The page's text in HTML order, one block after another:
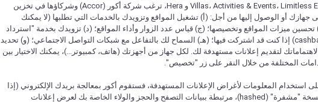
Villas، Activities & Events، Limitless Experiences و Hera، ترغب شركة أكور (Accor) وشركاؤها في تخزين
جهازك أو الوصول إليها من أجل: (أ) تشغيل المواقع وتزويدك بالخدمات التي تطلبها (لا يمكنك
ميزات المواقع وتخصيصها؛ (ج) قياس عدد الزوار وأداء المواقع؛ (د) تزويدك بخدمة "استرداد
النقود" (cashback) إذا كنت قد اشتركت فيها؛ (هـ) السماح لك بالتفاعل مع شبكات التواصل الاجتماعي؛ (و) تحديد
لتقديم إعلانات مستهدفة لك. لكل جهاز من أجهزتك (هاتف، كمبيوتر...)، يمكنك الاختيار بين
المختلفة من خلال النقر على زر "تخصيص".
استخدام المعلومات لأغراض الإعلانات المستهدفة، فستقوم أكور بمعالجة بريدك الإلكتروني (إذا
قدمته) في نسخة "مشفرة" (hashed)، مرتبطة ببيانات التصفح والحجز والولاء الخاصة بك لعرض إعلانات